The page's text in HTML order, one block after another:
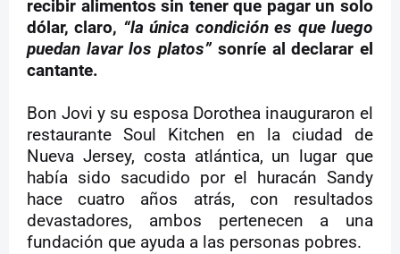
recibir alimentos sin tener que pagar un solo
dólar, claro, “la única condición es que luego
puedan lavar los platos” sonríe al declarar el
cantante.
Bon Jovi y su esposa Dorothea inauguraron el
restaurante Soul Kitchen en la ciudad de
Nueva Jersey, costa atlántica, un lugar que
había sido sacudido por el huracán Sandy
hace cuatro años atrás, con resultados
devastadores, ambos pertenecen a una
fundación que ayuda a las personas pobres.